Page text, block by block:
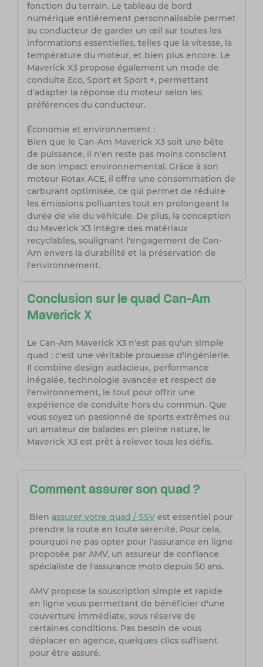
fonction du terrain. Le tableau de bord
numérique entièrement personnalisable permet
au conducteur de garder un œil sur toutes les
informations essentielles, telles que la vitesse, la
température du moteur, et bien plus encore. Le
Maverick X3 propose également un mode de
conduite Eco, Sport et Sport +, permettant
d’adapter la réponse du moteur selon les
préférences du conducteur.
Économie et environnement :
Bien que le Can-Am Maverick X3 soit une bête
de puissance, il n'en reste pas moins conscient
de son impact environnemental. Grâce à son
moteur Rotax ACE, il offre une consommation de
carburant optimisée, ce qui permet de réduire
les émissions polluantes tout en prolongeant la
durée de vie du véhicule. De plus, la conception
du Maverick X3 intègre des matériaux
recyclables, soulignant l'engagement de Can-
Am envers la durabilité et la préservation de
l'environnement.
Conclusion sur le quad Can-Am
Maverick X
Le Can-Am Maverick X3 n'est pas qu'un simple
quad ; c'est une véritable prouesse d'ingénierie.
Il combine design audacieux, performance
inégalée, technologie avancée et respect de
l'environnement, le tout pour offrir une
expérience de conduite hors du commun. Que
vous soyez un passionné de sports extrêmes ou
un amateur de balades en pleine nature, le
Maverick X3 est prêt à relever tous les défis.
Comment assurer son quad ?
Bien assurer votre quad / SSVest essentiel pour
prendre la route en toute sérénité. Pour cela,
pourquoi ne pas opter pour l'assurance en ligne
proposée par AMV, un assureur de confiance
spécialiste de l'assurance moto depuis 50 ans.
AMV propose la souscription simple et rapide
en ligne vous permettant de bénéficier d'une
couverture immédiate, sous réserve de
certaines conditions. Pas besoin de vous
déplacer en agence, quelques clics suffisent
pour être assuré.